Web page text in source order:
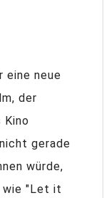
eine neue
der
gerade
würde,
wie "Let it